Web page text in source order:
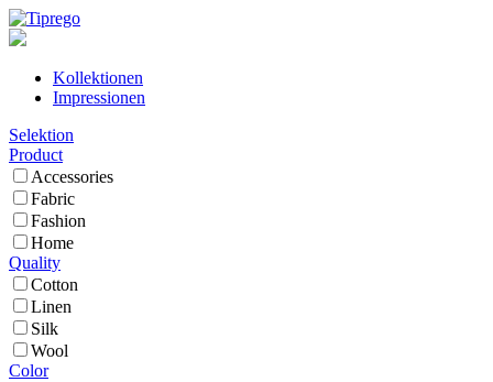
Kollektionen
Impressionen
Selektion
Product
Accessories
Fabric
Fashion
Home
Quality
Cotton
Linen
Silk
Wool
Color